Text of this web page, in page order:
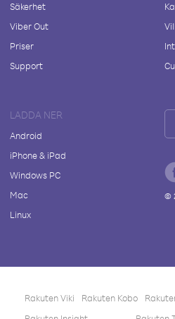
Säkerhet
Viber Out
Priser
Support
LADDA NER
Android
iPhone & iPad
Windows PC
Mac
Linux
©
Rakuten Viki Rakuten Kobo